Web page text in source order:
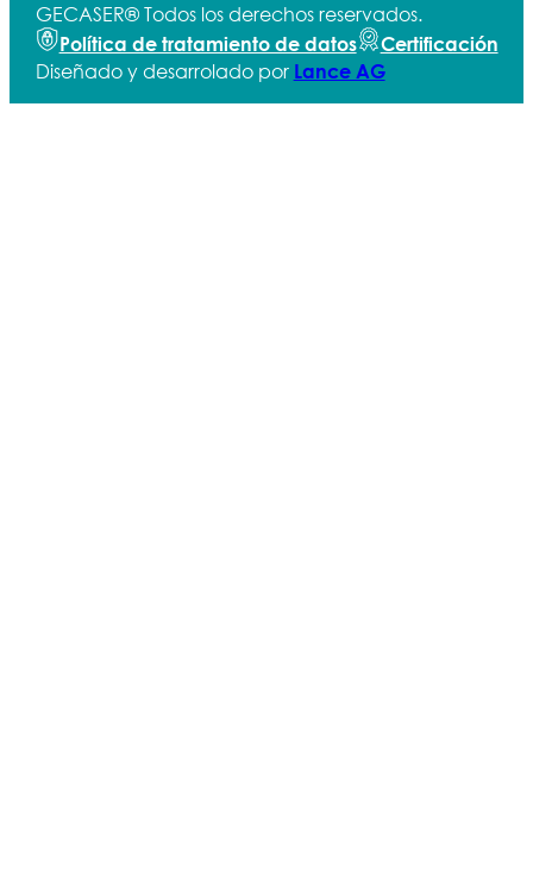
GECASER® Todos los derechos reservados.
Política de tratamiento de datos Certificación
Diseñado y desarrolado por Lance AG